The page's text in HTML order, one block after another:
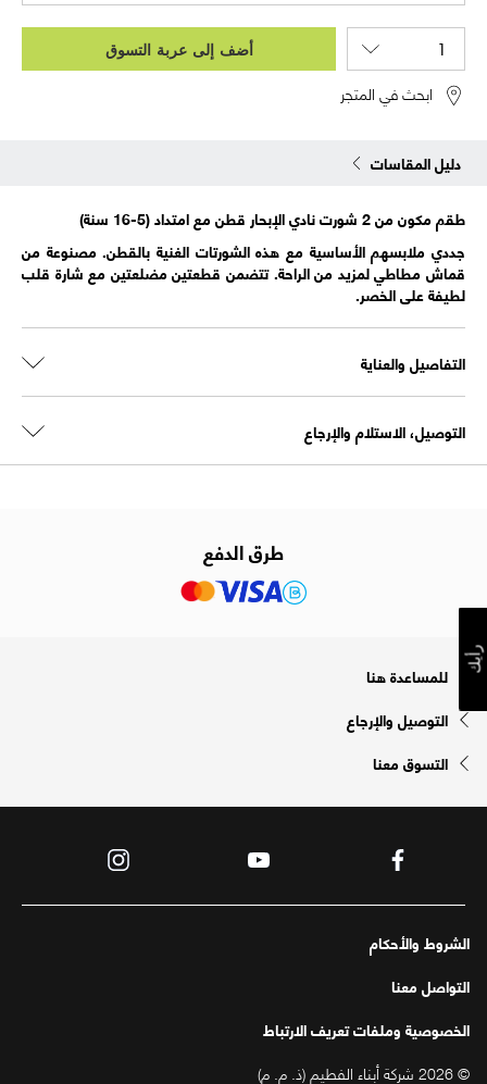
أضف إلى عربة التسوق
ابحث في المتجر
دليل المقاسات
طقم مكون من 2 شورت نادي الإبحار قطن مع امتداد (5-16 سنة)
جددي ملابسهم الأساسية مع هذه الشورتات الغنية بالقطن. مصنوعة من
قماش مطاطي لمزيد من الراحة. تتضمن قطعتين مضلعتين مع شارة قلب
لطيفة على الخصر.
التفاصيل والعناية
التوصيل، الاستلام والإرجاع
طرق الدفع
للمساعدة هنا
التوصيل والإرجاع
التسوق معنا
الشروط والأحكام
التواصل معنا
الخصوصية وملفات تعريف الارتباط
© 2026 شركة أبناء الفطيم (ذ. م. م)
رأيك